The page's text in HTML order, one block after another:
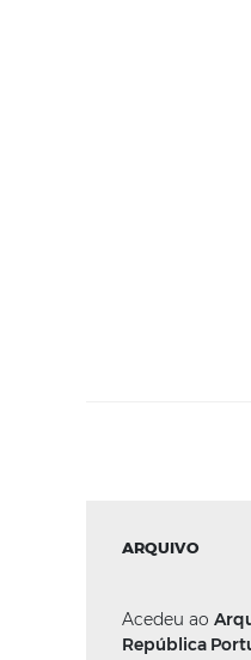
ARQUIVO
Acedeu ao
República